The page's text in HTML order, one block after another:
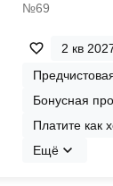
№69
2 кв
Бонусная
Платите как
Ещё